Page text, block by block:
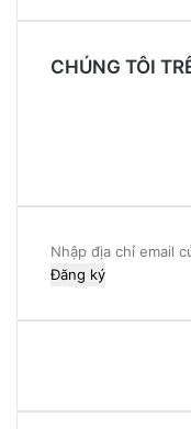
CHÚNG TÔI
Nhập
địa
email